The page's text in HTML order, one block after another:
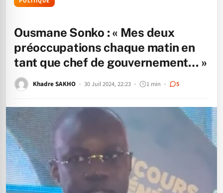
Ousmane Sonko : « Mes deux
préoccupations chaque matin en
tant que chef de gouvernement… »
Khadre SAKHO 30 Juil 2024, 22:23 1 min 5